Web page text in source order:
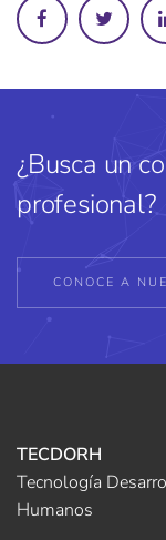
¿Busca un
profesional?
CONOCE A
TECDORH
Tecnología
Humanos